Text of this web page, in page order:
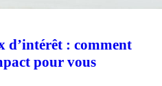
d’intérêt : comment
pour vous